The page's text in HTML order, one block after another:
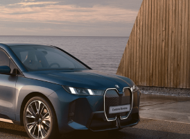
Oficinas
Campanhas
Notícias
Onde estamos